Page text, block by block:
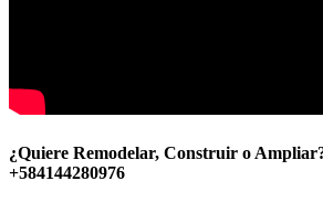
¿Quiere Remodelar, Construir o
+584144280976